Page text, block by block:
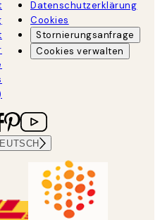
Datenschutzerklärung
Cookies
Stornierungsanfrage
Cookies verwalten